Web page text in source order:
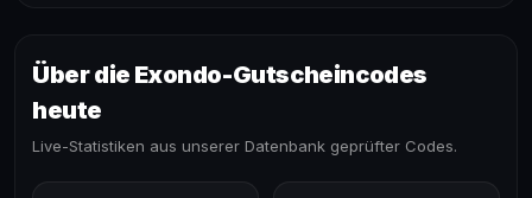
Über die Exondo-Gutscheincodes
heute
Live-Statistiken aus unserer Datenbank geprüfter Codes.